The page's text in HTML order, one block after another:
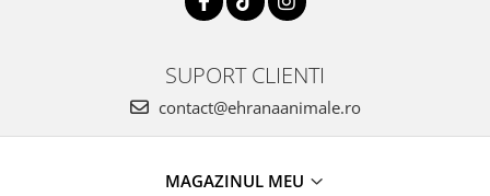
SUPORT CLIENTI
contact@ehranaanimale.ro
MAGAZINUL MEU